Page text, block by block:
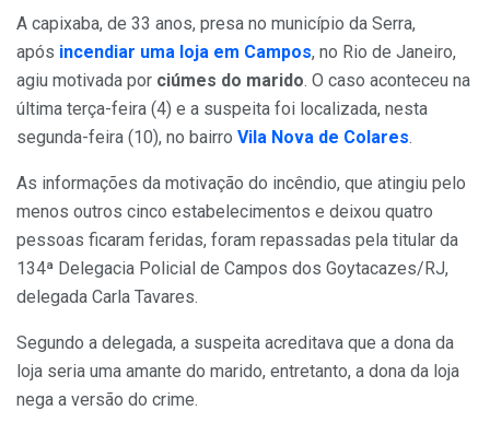
A capixaba, de 33 anos, presa no município da Serra,
após incendiar uma loja em Campos, no Rio de Janeiro,
agiu motivada por ciúmes do marido. O caso aconteceu na
última terça-feira (4) e a suspeita foi localizada, nesta
segunda-feira (10), no bairro Vila Nova de Colares.
As informações da motivação do incêndio, que atingiu pelo
menos outros cinco estabelecimentos e deixou quatro
pessoas ficaram feridas, foram repassadas pela titular da
134ª Delegacia Policial de Campos dos Goytacazes/RJ,
delegada Carla Tavares.
Segundo a delegada, a suspeita acreditava que a dona da
loja seria uma amante do marido, entretanto, a dona da loja
nega a versão do crime.